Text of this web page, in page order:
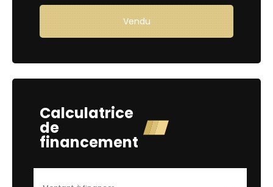
Vendu
Calculatrice
de
financement